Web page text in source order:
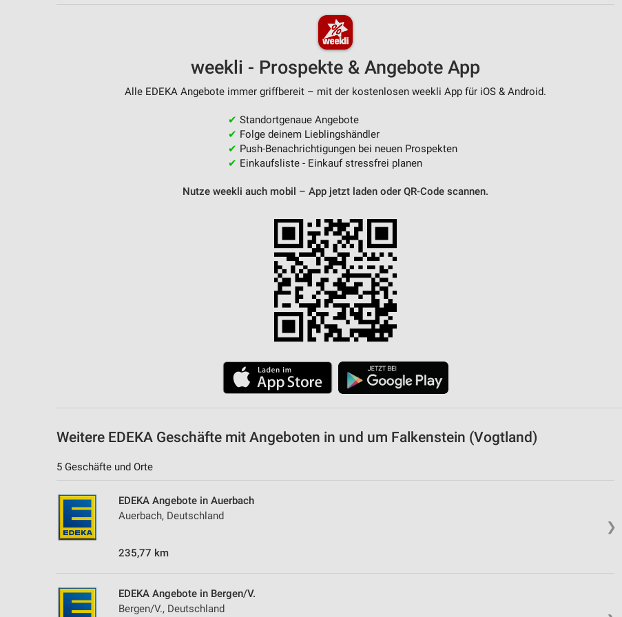
weekli - Prospekte & Angebote App
Alle EDEKA Angebote immer griffbereit – mit der kostenlosen weekli App für iOS & Android.
✔ Standortgenaue Angebote
✔ Folge deinem Lieblingshändler
✔ Push-Benachrichtigungen bei neuen Prospekten
✔ Einkaufsliste - Einkauf stressfrei planen
Nutze weekli auch mobil – App jetzt laden oder QR-Code scannen.
Weitere EDEKA Geschäfte mit Angeboten in und um Falkenstein (Vogtland)
5 Geschäfte und Orte
❯
EDEKA Angebote in Auerbach
Auerbach, Deutschland
235,77 km
EDEKA Angebote in Bergen/V.
Bergen/V., Deutschland
Analyse von Zielgruppen durch Statistiken oder Kombinationen von Daten aus verschiedenen
Entwicklung und Verbesserung der Angebote